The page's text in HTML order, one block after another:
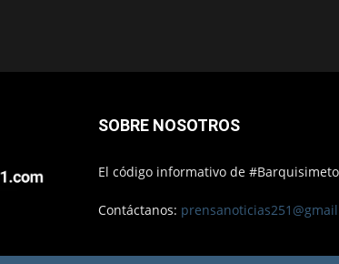
SOBRE NOSOTROS
El código informativo de #Barquisimeto
Contáctanos: